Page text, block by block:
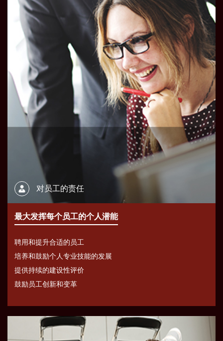
对员工的责任
最大发挥每个员工的个人潜能
聘用和提升合适的员工
培养和鼓励个人专业技能的发展
提供持续的建设性评价
鼓励员工创新和变革